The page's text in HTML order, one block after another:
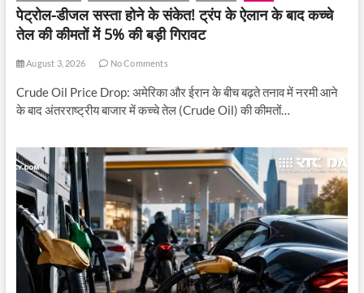
पेट्रोल-डीजल सस्ता होने के संकेत! ट्रंप के ऐलान के बाद कच्चे
तेल की कीमतों में 5% की बड़ी गिरावट
August 3, 2026 No Comments
Crude Oil Price Drop: अमेरिका और ईरान के बीच बढ़ते तनाव में नरमी आने
के बाद अंतरराष्ट्रीय बाजार में कच्चे तेल (Crude Oil) की कीमतों…